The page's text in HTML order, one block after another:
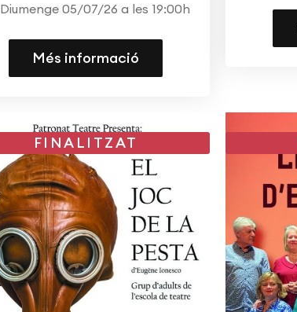
Diumenge 05/07/26 a les 19:00h
Més informació
FINALITZAT